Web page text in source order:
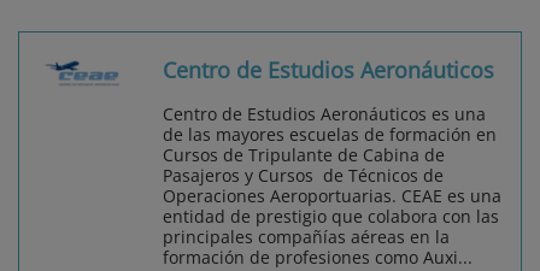
Centro de Estudios Aeronáuticos
Centro de Estudios Aeronáuticos es una
de las mayores escuelas de formación en
Cursos de Tripulante de Cabina de
Pasajeros y Cursos de Técnicos de
Operaciones Aeroportuarias. CEAE es una
entidad de prestigio que colabora con las
principales compañías aéreas en la
formación de profesiones como Auxi...